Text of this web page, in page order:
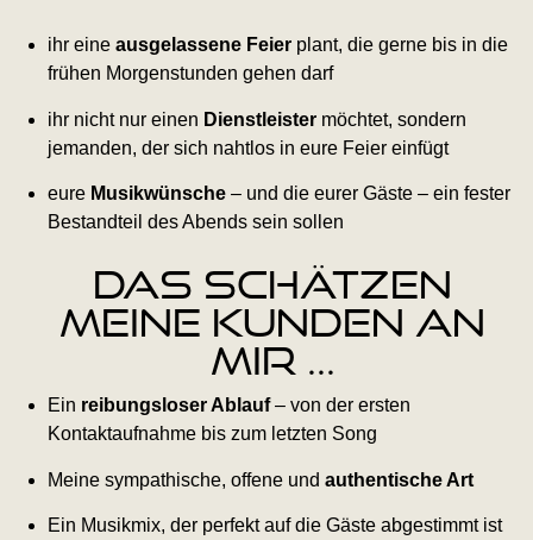
ihr eine ausgelassene Feier plant, die gerne bis in die
frühen Morgenstunden gehen darf
ihr nicht nur einen Dienstleister möchtet, sondern
jemanden, der sich nahtlos in eure Feier einfügt
eure Musikwünsche – und die eurer Gäste – ein fester
Bestandteil des Abends sein sollen
Das schätzen
meine Kunden an
mir ...
Ein reibungsloser Ablauf– von der ersten
Kontaktaufnahme bis zum letzten Song
Meine sympathische, offene und authentische Art
Ein Musikmix, der perfekt auf die Gäste abgestimmt ist